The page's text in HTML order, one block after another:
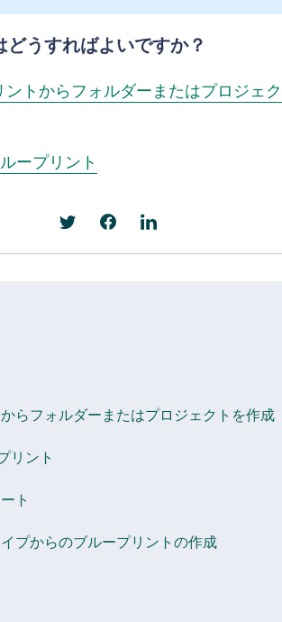
どうすればよいですか？
ントからフォルダーまたはプロジェ
ープリント
らフォルダーまたはプロジェクトを作成
リント
ト
プからのブループリントの作成